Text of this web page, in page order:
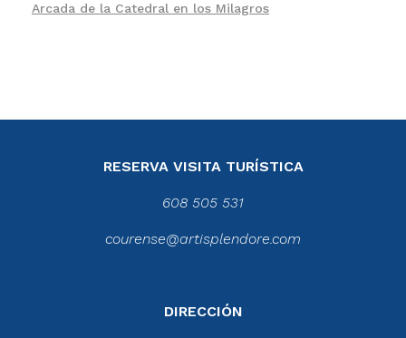
Arcada de la Catedral en los Milagros
RESERVA VISITA TURÍSTICA
608 505 531
courense@artisplendore.com
DIRECCIÓN